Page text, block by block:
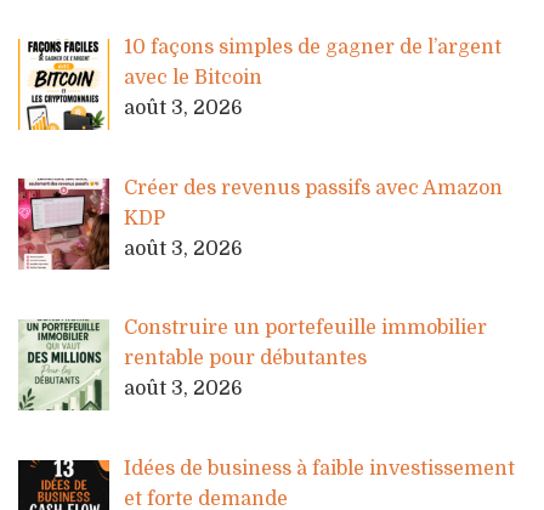
10 façons simples de gagner de l’argent
avec le Bitcoin
août 3, 2026
Créer des revenus passifs avec Amazon
KDP
août 3, 2026
Construire un portefeuille immobilier
rentable pour débutantes
août 3, 2026
Idées de business à faible investissement
et forte demande